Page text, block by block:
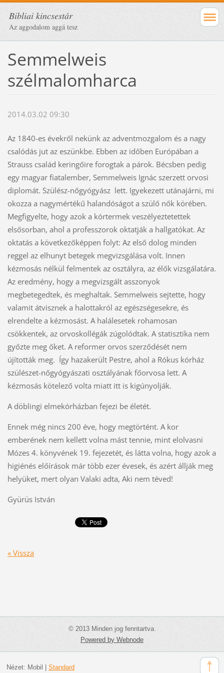
Bibliai kincsestár
Az aggodalom aggá tesz
Semmelweis
szélmalomharca
2014.03.02 09:30
Az 1840-es évekről nekünk az adventmozgalom és a nagy
csalódás jut az eszünkbe. Ebben az időben Európában a
Strauss család keringőire forogtak a párok. Bécsben pedig
egy magyar fiatalember, Semmelweis Ignác szerzett orvosi
diplomát. Szülész-nőgyógyász lett. Igyekezett utánajárni, mi
okozza a nagymértékű halandóságot a szülő nők körében.
Megfigyelte, hogy azok a kórtermek veszélyeztetettek
elsősorban, ahol a professzorok oktatják a hallgatókat. Az
oktatás a következőképpen folyt: Az első dolog minden
reggel az elhunyt betegek megvizsgálása volt. Innen
kézmosás nélkül felmentek az osztályra, az élők vizsgálatára.
Az eredmény, hogy a megvizsgált asszonyok
megbetegedtek, és meghaltak. Semmelweis sejtette, hogy
valamit átvisznek a halottakról az egészségesekre, és
elrendelte a kézmosást. A halálesetek rohamosan
csökkentek, az orvoskollégák zúgolódtak. A statisztika nem
győzte meg őket. A reformer orvos szerződését nem
újították meg. Így hazakerült Pestre, ahol a Rókus kórház
szülészet-nőgyógyászati osztályának főorvosa lett. A
kézmosás kötelező volta miatt itt is kigúnyolják.
A döblingi elmekórházban fejezi be életét.
Ennek még nincs 200 éve, hogy megtörtént. A kor
emberének nem kellett volna mást tennie, mint elolvasni
Mózes 4. könyvének 19. fejezetét, és látta volna, hogy azok a
higiénés előírások már több ezer évesek, és azért állják meg
helyüket, mert olyan Valaki adta, Aki nem téved!
Gyürüs István
« Vissza
© 2013 Minden jog fenntartva.
Powered by Webnode
Nézet: Mobil Standard